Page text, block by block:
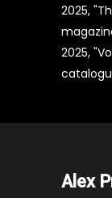
2025,
2025,
Alex